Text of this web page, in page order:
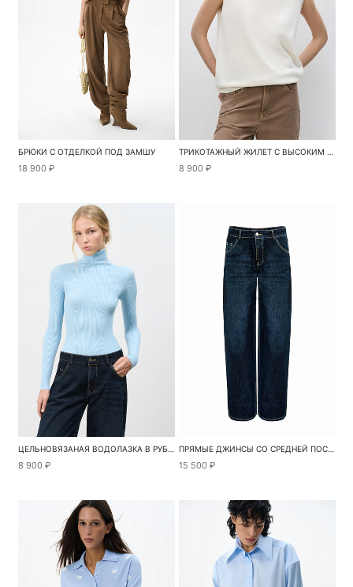
БРЮКИ С ОТДЕЛКОЙ ПОД ЗАМШУ
18 900 ₽
ТРИКОТАЖНЫЙ ЖИЛЕТ С ВЫСОКИМ ВОРОТОМ
8 900 ₽
ЦЕЛЬНОВЯЗАНАЯ ВОДОЛАЗКА В РУБЧИК
8 900 ₽
ПРЯМЫЕ ДЖИНСЫ СО СРЕДНЕЙ ПОСАДКОЙ
15 500 ₽